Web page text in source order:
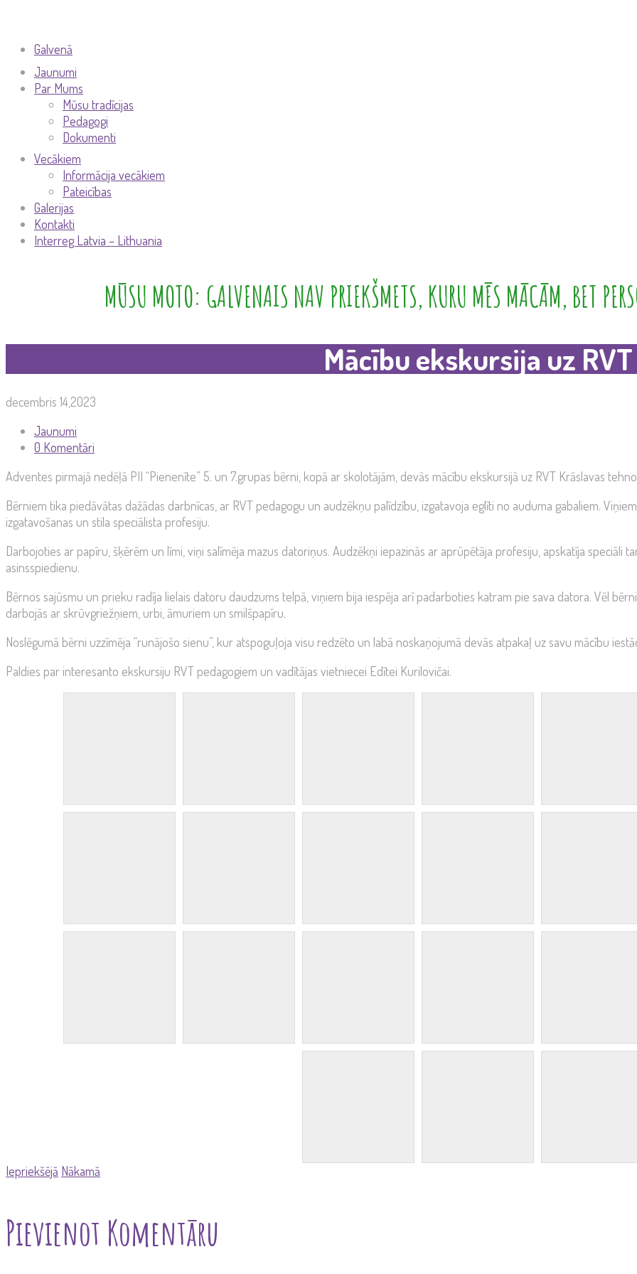
Galvenā
Jaunumi
Par Mums
Mūsu tradīcijas
Pedagogi
Dokumenti
Vecākiem
Informācija vecākiem
Pateicības
Galerijas
Kontakti
Interreg Latvia – Lithuania
MŪSU MOTO: GALVENAIS NAV PRIEKŠMETS, KURU MĒS MĀCĀM, BET
Mācību ekskursija uz RVT
decembris 14,2023
Jaunumi
0 Komentāri
Adventes pirmajā nedēļā PII “Pienenīte” 5. un 7.grupas bērni, kopā ar skolotājām, devās mācību ekskursijā uz RVT Krāslavas
Bērniem tika piedāvātas dažādas darbnīcas, ar RVT pedagogu un audzēkņu palīdzību, izgatavoja eglīti no auduma gabaliem.
izgatavošanas un stila speciālista profesiju.
Darbojoties ar papīru, šķērēm un līmi, viņi salīmēja mazus datoriņus. Audzēkņi iepazinās ar aprūpētāja profesiju, apskatīja
asinsspiedienu.
Bērnos sajūsmu un prieku radīja lielais datoru daudzums telpā, viņiem bija iespēja arī padarboties katram pie sava datora. Vēl
darbojās ar skrūvgriežņiem, urbi, āmuriem un smilšpapīru.
Noslēgumā bērni uzzīmēja “runājošo sienu”, kur atspoguļoja visu redzēto un labā noskaņojumā devās atpakaļ uz savu mācību
Paldies par interesanto ekskursiju RVT pedagogiem un vadītājas vietniecei Edītei Kurilovičai.
Iepriekšējā Nākamā
Pievienot Komentāru